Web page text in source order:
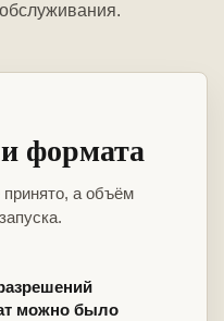
формата
а объём
можно было